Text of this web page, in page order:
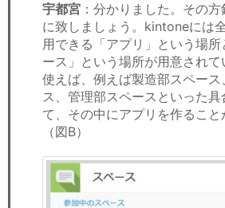
宇都宮 ：分かりました。その
に致しましょう。kintoneには
用できる「アプリ」という場
ース」という場所が用意されて
使えば、例えば製造部スペー
ス、管理部スペースといった具
て、その中にアプリを作ること
（図B）